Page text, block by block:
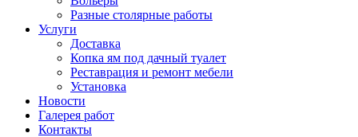
Разные столярные работы
Услуги
Доставка
Копка ям под дачный туалет
Реставрация и ремонт мебели
Установка
Новости
Галерея работ
Контакты